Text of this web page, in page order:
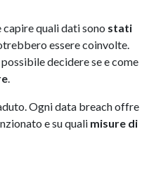
capire quali dati sono stati
essere coinvolte.
decidere se e come
.
Ogni data breach offre
e su quali misure di